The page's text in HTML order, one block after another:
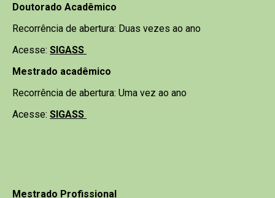
Doutorado Acadêmico
Recorrência de abertura: Duas vezes ao ano
Acesse: SIGASS
Mestrado acadêmico
Recorrência de abertura: Uma vez ao ano
Acesse: SIGASS
Mestrado Profissional